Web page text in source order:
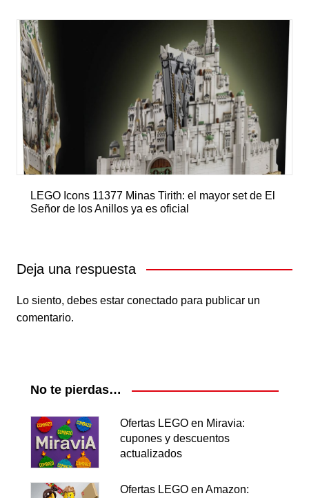
LEGO Icons 11377 Minas Tirith: el mayor set de El
Señor de los Anillos ya es oficial
Deja una respuesta
Lo siento, debes estar conectadopara publicar un
comentario.
No te pierdas…
Ofertas LEGO en Miravia:
cupones y descuentos
actualizados
Ofertas LEGO en Amazon: